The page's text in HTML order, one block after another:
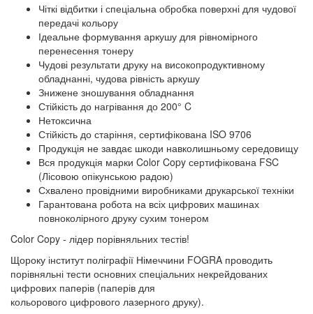
Чіткі відбитки і спеціальна обробка поверхні для чудової
передачі кольору
Ідеальне формування аркушу для рівномірного
перенесення тонеру
Чудові результати друку на високопродуктивному
обладнанні, чудова рівність аркушу
Знижене зношування обладнання
Стійкість до нагрівання до 200° C
Нетоксична
Стійкість до старіння, сертифікована ISO 9706
Продукція не завдає шкоди навколишньому середовищу
Вся продукція марки Color Copy сертифікована FSC
(Лісовою опікунською радою)
Схвалено провідними виробниками друкарської техніки
Гарантована робота на всіх цифрових машинах
повноколірного друку сухим тонером
Color Copy - лідер порівняльних тестів!
Щороку інститут поліграфії Німеччини FOGRA проводить
порівняльні тести основних спеціальних некрейдованих
цифрових паперів (паперів для
кольорового цифрового лазерного друку).